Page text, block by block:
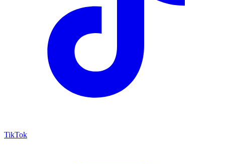
TikTok